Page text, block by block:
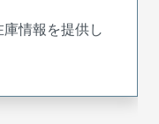
情報を提供し